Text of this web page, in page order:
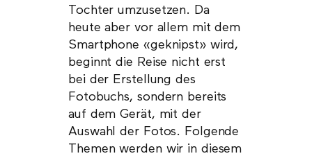
Tochter umzusetzen. Da
heute aber vor allem mit dem
Smartphone «geknipst» wird,
beginnt die Reise nicht erst
bei der Erstellung des
Fotobuchs, sondern bereits
auf dem Gerät, mit der
Auswahl der Fotos. Folgende
Themen werden wir in diesem